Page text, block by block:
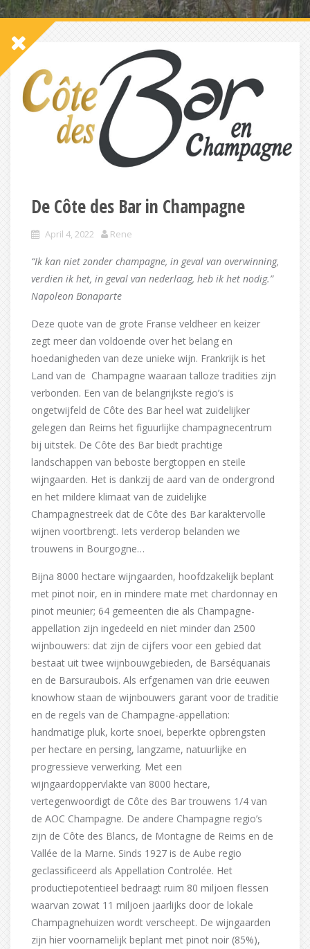
De Côte des Bar in Champagne
April 4, 2022 Rene
“Ik kan niet zonder champagne, in geval van overwinning,
verdien ik het, in geval van nederlaag, heb ik het nodig.”
Napoleon Bonaparte
Deze quote van de grote Franse veldheer en keizer
zegt meer dan voldoende over het belang en
hoedanigheden van deze unieke wijn. Frankrijk is het
Land van de Champagne waaraan talloze tradities zijn
verbonden. Een van de belangrijkste regio’s is
ongetwijfeld de Côte des Bar heel wat zuidelijker
gelegen dan Reims het figuurlijke champagnecentrum
bij uitstek. De Côte des Bar biedt prachtige
landschappen van beboste bergtoppen en steile
wijngaarden. Het is dankzij de aard van de ondergrond
en het mildere klimaat van de zuidelijke
Champagnestreek dat de Côte des Bar karaktervolle
wijnen voortbrengt. Iets verderop belanden we
trouwens in Bourgogne…
Bijna 8000 hectare wijngaarden, hoofdzakelijk beplant
met pinot noir, en in mindere mate met chardonnay en
pinot meunier; 64 gemeenten die als Champagne-
appellation zijn ingedeeld en niet minder dan 2500
wijnbouwers: dat zijn de cijfers voor een gebied dat
bestaat uit twee wijnbouwgebieden, de Barséquanais
en de Barsuraubois. Als erfgenamen van drie eeuwen
knowhow staan de wijnbouwers garant voor de traditie
en de regels van de Champagne-appellation:
handmatige pluk, korte snoei, beperkte opbrengsten
per hectare en persing, langzame, natuurlijke en
progressieve verwerking. Met een
wijngaardoppervlakte van 8000 hectare,
vertegenwoordigt de Côte des Bar trouwens 1/4 van
de AOC Champagne. De andere Champagne regio’s
zijn de Côte des Blancs, de Montagne de Reims en de
Vallée de la Marne. Sinds 1927 is de Aube regio
geclassificeerd als Appellation Controlée. Het
productiepotentieel bedraagt ruim 80 miljoen flessen
waarvan zowat 11 miljoen jaarlijks door de lokale
Champagnehuizen wordt verscheept. De wijngaarden
zijn hier voornamelijk beplant met pinot noir (85%),